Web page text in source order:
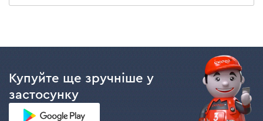
Купуйте ще зручніше у
застосунку